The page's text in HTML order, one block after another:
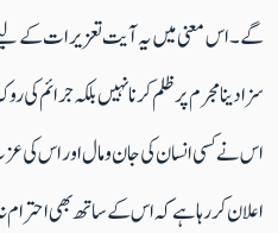
گے۔اس معنی میں یہ آیت تعزیرات کے
سزادینا مجرم پرظلم کرنا نہیں بلکہ
اس نے کسی انسان کی جان ومال اور اس کی عزت
اعلان کررہاہے کہ اس کے ساتھ بھی